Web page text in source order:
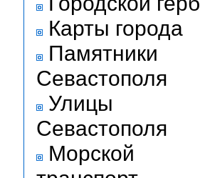
Карты города
Памятники
Севастополя
Улицы
Севастополя
Морской